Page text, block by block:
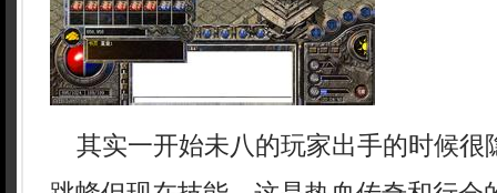
其实一开始未八的玩家出手的时候很